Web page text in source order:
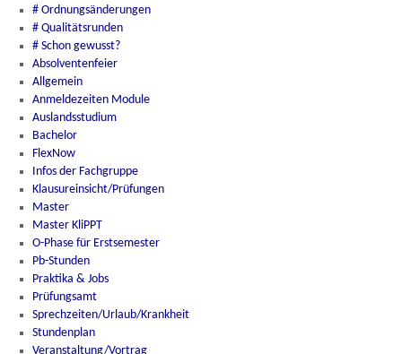
# Ordnungsänderungen
# Qualitätsrunden
# Schon gewusst?
Absolventenfeier
Allgemein
Anmeldezeiten Module
Auslandsstudium
Bachelor
FlexNow
Infos der Fachgruppe
Klausureinsicht/Prüfungen
Master
Master KliPPT
O-Phase für Erstsemester
Pb-Stunden
Praktika & Jobs
Prüfungsamt
Sprechzeiten/Urlaub/Krankheit
Stundenplan
Veranstaltung/Vortrag